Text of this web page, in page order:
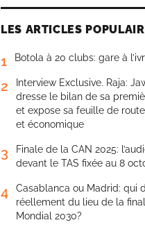
LES ARTICLES
1 Botola à 20 clubs: gare à
2
Interview Exclusive. Raja:
dresse le bilan de sa
et expose sa feuille de
et économique
3
Finale de la CAN 2025:
devant le TAS fixée au 8
4
Casablanca ou Madrid: qui
réellement du lieu de la
Mondial 2030?